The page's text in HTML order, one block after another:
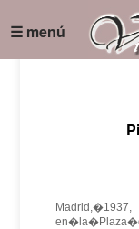
☰ menú
Madrid,�1937,